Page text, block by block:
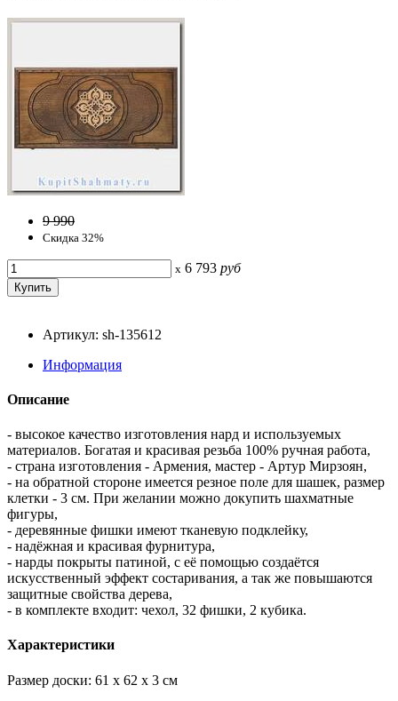
9 990
Скидка 32%
x 6 793 руб
Артикул: sh-135612
Информация
Описание
- высокое качество изготовления нард и используемых
материалов. Богатая и красивая резьба 100% ручная работа,
- страна изготовления - Армения, мастер - Артур Мирзоян,
- на обратной стороне имеется резное поле для шашек, размер
клетки - 3 см. При желании можно докупить шахматные
фигуры,
- деревянные фишки имеют тканевую подклейку,
- надёжная и красивая фурнитура,
- нарды покрыты патиной, с её помощью создаётся
искусственный эффект состаривания, а так же повышаются
защитные свойства дерева,
- в комплекте входит: чехол, 32 фишки, 2 кубика.
Характеристики
Размер доски: 61 x 62 x 3 см